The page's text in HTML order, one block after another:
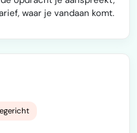
waar je vandaan komt.